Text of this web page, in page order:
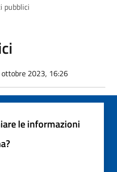
pubblici
ottobre 2023, 16:26
le informazioni